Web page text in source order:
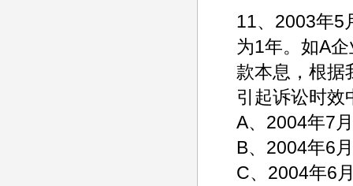
11、2003年5
为1年。如A
款本息，根据
引起诉讼时效
A、2004年7
B、2004年6
C、2004年6